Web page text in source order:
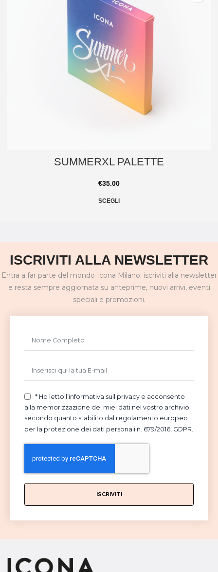
SUMMERXL PALETTE
€35.00
SCEGLI
ISCRIVITI ALLA NEWSLETTER
Entra a far parte del mondo Icona Milano: iscriviti alla newsletter
e resta sempre aggiornata su anteprime, nuovi arrivi, eventi
speciali e promozioni.
* Ho letto l’informativa sull privacy e acconsento
alla memorizzazione dei miei dati nel vostro archivio
secondo quanto stabilito dal regolamento europeo
per la protezione dei dati personali n. 679/2016, GDPR.
ISCRIVITI